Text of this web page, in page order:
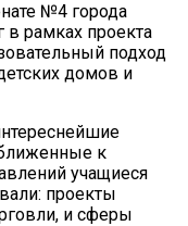
№4 города
в рамках проекта
подход
домов и
к
учащиеся
проекты
и сферы